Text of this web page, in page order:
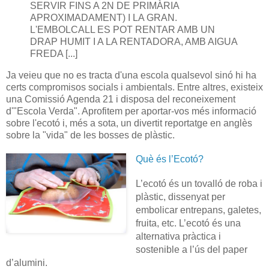
SERVIR FINS A 2N DE PRIMÀRIA
APROXIMADAMENT) I LA GRAN.
L'EMBOLCALL ES POT RENTAR AMB UN
DRAP HUMIT I A LA RENTADORA, AMB AIGUA
FREDA [...]
Ja veieu que no es tracta d'una escola qualsevol sinó hi ha
certs compromisos socials i ambientals. Entre altres, existeix
una Comissió Agenda 21 i disposa del reconeixement
d'"Escola Verda". Aprofitem per aportar-vos més informació
sobre l'ecotó i, més a sota, un divertit reportatge en anglès
sobre la "vida" de les bosses de plàstic.
Què és l’Ecotó?
L’ecotó és un tovalló de roba i
plàstic, dissenyat per
embolicar entrepans, galetes,
fruita, etc. L’ecotó és una
alternativa pràctica i
sostenible a l’ús del paper
d’alumini.